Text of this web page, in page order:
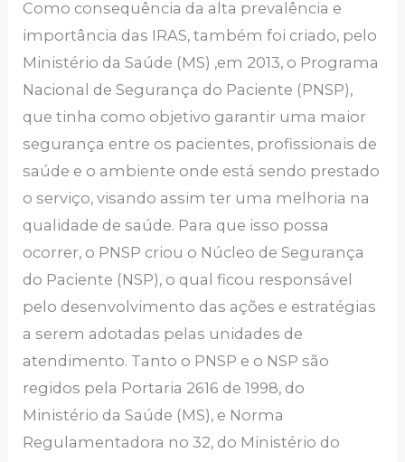
Como consequência da alta prevalência e
importância das IRAS, também foi criado, pelo
Ministério da Saúde (MS) ,em 2013, o Programa
Nacional de Segurança do Paciente (PNSP),
que tinha como objetivo garantir uma maior
segurança entre os pacientes, profissionais de
saúde e o ambiente onde está sendo prestado
o serviço, visando assim ter uma melhoria na
qualidade de saúde. Para que isso possa
ocorrer, o PNSP criou o Núcleo de Segurança
do Paciente (NSP), o qual ficou responsável
pelo desenvolvimento das ações e estratégias
a serem adotadas pelas unidades de
atendimento. Tanto o PNSP e o NSP são
regidos pela Portaria 2616 de 1998, do
Ministério da Saúde (MS), e Norma
Regulamentadora no 32, do Ministério do